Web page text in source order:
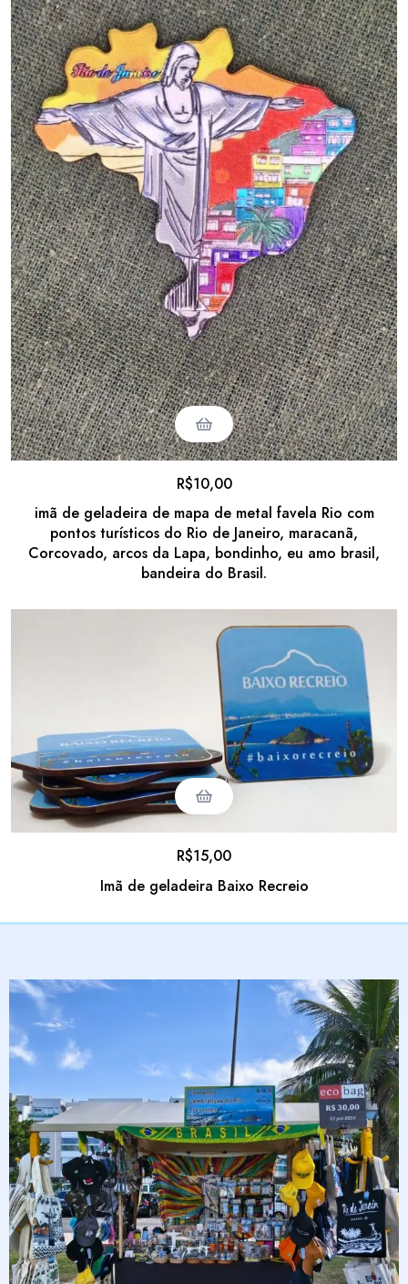
imã de geladeira de mapa de metal favela Rio com
pontos turísticos do Rio de Janeiro, maracanã,
Corcovado, arcos da Lapa, bondinho, eu amo brasil,
bandeira do Brasil.
R$10,00
Imã de geladeira Baixo Recreio
R$15,00